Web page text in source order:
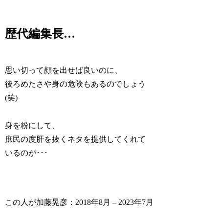
歴代編集長…
思い切って顔を出せば良いのに、
後ろめたさや身の危険もあるのでしょう
(笑)
身を粉にして、
庶民の度肝を抜くネタを提供してくれて
いるのが･･･
この人が加藤晃彦：2018年8月 – 2023年7月